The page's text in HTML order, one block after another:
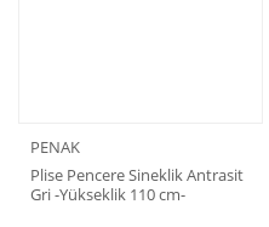
PENAK
Plise Pencere Sineklik Antrasit
Gri -Yükseklik 110 cm-